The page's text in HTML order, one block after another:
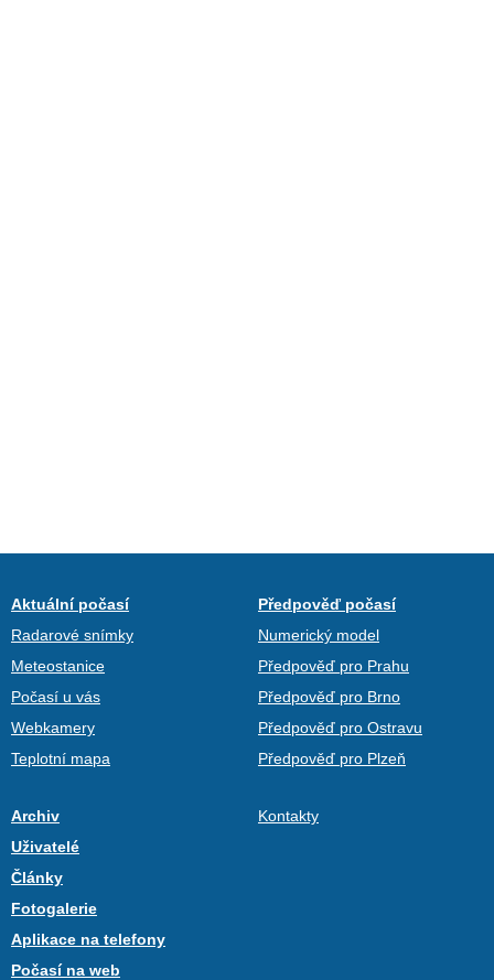
Aktuální počasí
Radarové snímky
Meteostanice
Počasí u vás
Webkamery
Teplotní mapa
Předpověď počasí
Numerický model
Předpověď pro Prahu
Předpověď pro Brno
Předpověď pro Ostravu
Předpověď pro Plzeň
Archiv
Uživatelé
Články
Fotogalerie
Aplikace na telefony
Počasí na web
Kontakty